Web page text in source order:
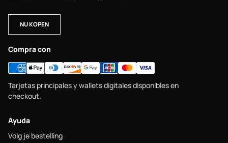
NU KOPEN
Compra con
Tarjetas principales y wallets digitales disponibles en
checkout.
Ayuda
Volg je bestelling